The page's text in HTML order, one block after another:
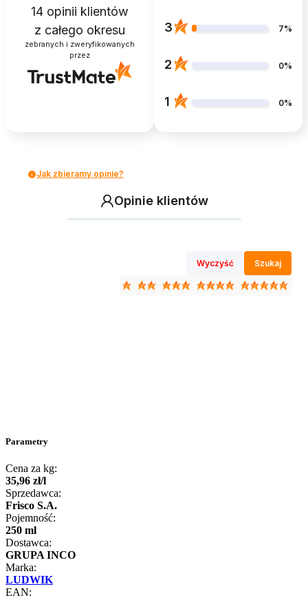
14 opinii klientów
z całego okresu
zebranych i zweryfikowanych
przez
3 7%
2 0%
1 0%
Jak zbieramy opinie?
Opinie klientów
Wyczyść Szukaj
Parametry
Cena za kg:
35,96 zł/l
Sprzedawca:
Frisco S.A.
Pojemność:
250 ml
Dostawca:
GRUPA INCO
Marka:
LUDWIK
EAN: